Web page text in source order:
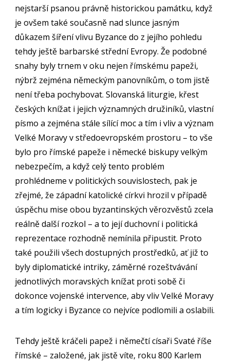
nejstarší psanou právně historickou památku, když
je ovšem také současně nad slunce jasným
důkazem šíření vlivu Byzance do z jejího pohledu
tehdy ještě barbarské střední Evropy. Že podobné
snahy byly trnem v oku nejen římskému papeži,
nýbrž zejména německým panovníkům, o tom jistě
není třeba pochybovat. Slovanská liturgie, křest
českých knížat i jejich významných družiníků, vlastní
písmo a zejména stále sílící moc a tím i vliv a význam
Velké Moravy v středoevropském prostoru – to vše
bylo pro římské papeže i německé biskupy velkým
nebezpečím, a když celý tento problém
prohlédneme v politických souvislostech, pak je
zřejmé, že západní katolické církvi hrozil v případě
úspěchu mise obou byzantinských věrozvěstů zcela
reálně další rozkol – a to její duchovní i politická
reprezentace rozhodně nemínila připustit. Proto
také použili všech dostupných prostředků, ať již to
byly diplomatické intriky, záměrné rozeštvávání
jednotlivých moravských knížat proti sobě či
dokonce vojenské intervence, aby vliv Velké Moravy
a tím logicky i Byzance co nejvíce podlomili a oslabili.
Tehdy ještě kráčeli papež i němečtí císaři Svaté říše
římské – založené, jak jistě víte, roku 800 Karlem